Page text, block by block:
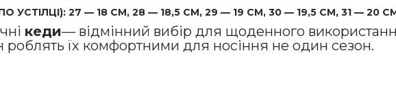
УСТІЛЦІ): 27 — 18 СМ, 28 — 18,5 СМ, 29 — 19 СМ, 30 — 19,5 СМ, 31 — 20
кеди— відмінний вибір для щоденного
роблять їх комфортними для носіння не один сезон.